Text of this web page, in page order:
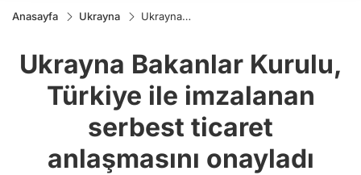
Anasayfa Ukrayna
Ukrayna
Türkiye ile
imzalanan
ticaret
anlaşmasını
onayladı
Ukrayna Bakanlar Kurulu,
Türkiye ile imzalanan
serbest ticaret
anlaşmasını onayladı